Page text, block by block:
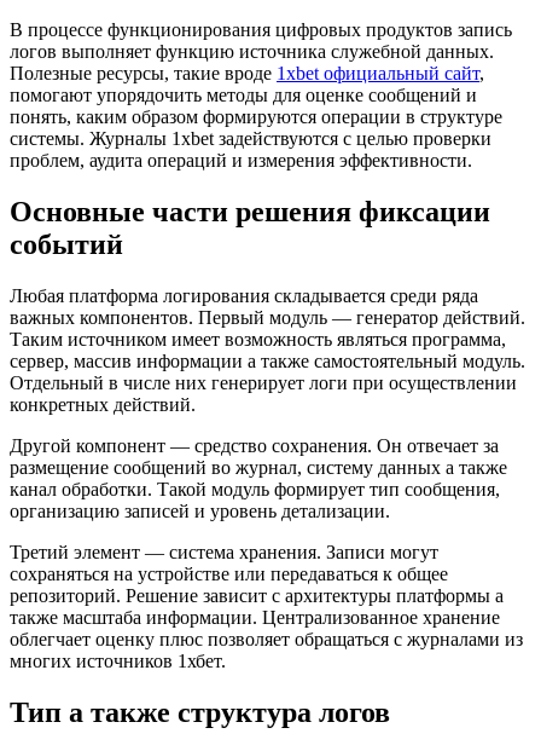
В процессе функционирования цифровых продуктов запись
логов выполняет функцию источника служебной данных.
Полезные ресурсы, такие вроде 1xbet официальный сайт,
помогают упорядочить методы для оценке сообщений и
понять, каким образом формируются операции в структуре
системы. Журналы 1xbet задействуются с целью проверки
проблем, аудита операций и измерения эффективности.
Основные части решения фиксации
событий
Любая платформа логирования складывается среди ряда
важных компонентов. Первый модуль — генератор действий.
Таким источником имеет возможность являться программа,
сервер, массив информации а также самостоятельный модуль.
Отдельный в числе них генерирует логи при осуществлении
конкретных действий.
Другой компонент — средство сохранения. Он отвечает за
размещение сообщений во журнал, систему данных а также
канал обработки. Такой модуль формирует тип сообщения,
организацию записей и уровень детализации.
Третий элемент — система хранения. Записи могут
сохраняться на устройстве или передаваться к общее
репозиторий. Решение зависит с архитектуры платформы а
также масштаба информации. Централизованное хранение
облегчает оценку плюс позволяет обращаться с журналами из
многих источников 1хбет.
Тип а также структура логов